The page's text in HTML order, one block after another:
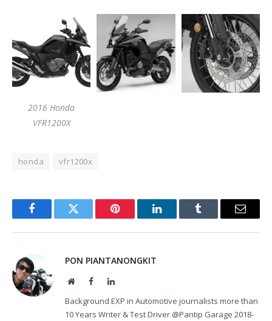
2016 Honda
VFR1200X
honda vfr1200x
FacebookTwitter Pinterest LinkedInTumblr Email
PON PIANTANONGKIT
WebsiteFacebookLinkedIn
Background EXP in Automotive journalists more than
10 Years Writer & Test Driver @Pantip Garage 2018-